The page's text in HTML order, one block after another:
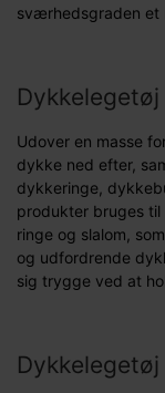
sværhedsgraden et
Udover en masse
dykke ned efter,
dykkeringe,
produkter bruges til
ringe og slalom,
og udfordrende
sig trygge ved at